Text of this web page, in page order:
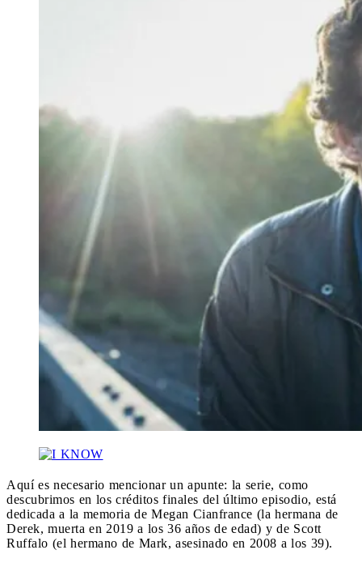
Aquí es necesario mencionar un apunte: la serie, como
descubrimos en los créditos finales del último episodio, está
dedicada a la memoria de Megan Cianfrance (la hermana de
Derek, muerta en 2019 a los 36 años de edad) y de Scott
Ruffalo (el hermano de Mark, asesinado en 2008 a los 39).